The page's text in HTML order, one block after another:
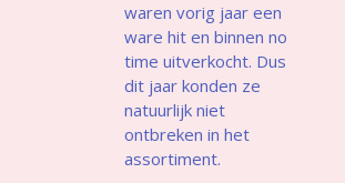
waren vorig jaar een
ware hit en binnen no
time uitverkocht. Dus
dit jaar konden ze
natuurlijk niet
ontbreken in het
assortiment.